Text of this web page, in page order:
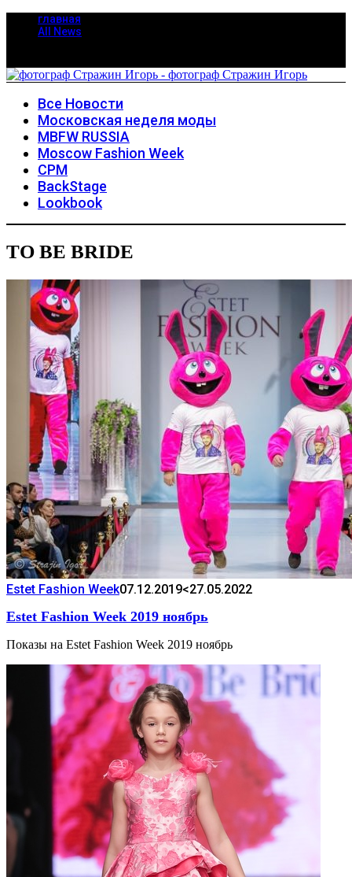
главная
All News
Все Новости
Московская неделя моды
MBFW RUSSIA
Moscow Fashion Week
CPM
BackStage
Lookbook
TO BE BRIDE
Estet Fashion Week07.12.2019<27.05.2022
Estet Fashion Week 2019 ноябрь
Показы на Estet Fashion Week 2019 ноябрь